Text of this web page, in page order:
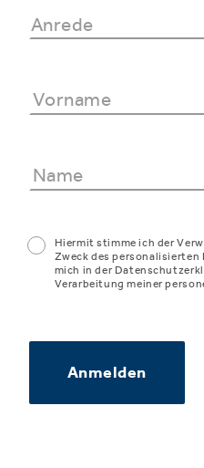
Hiermit stimme ich der
Zweck des personalisierten
mich in der
Verarbeitung meiner
Anmelden